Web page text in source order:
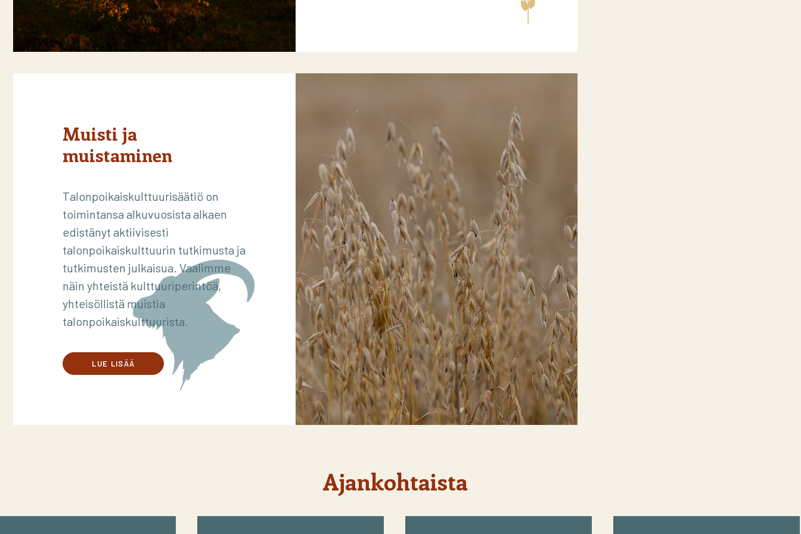
Muisti ja
muistaminen
Talonpoikaiskulttuurisäätiö on
toimintansa alkuvuosista alkaen
edistänyt aktiivisesti
talonpoikaiskulttuurin tutkimusta ja
tutkimusten julkaisua. Vaalimme
näin yhteistä kulttuuriperintöä,
yhteisöllistä muistia
talonpoikaiskulttuurista.
LUE LISÄÄ
Ajankohtaista